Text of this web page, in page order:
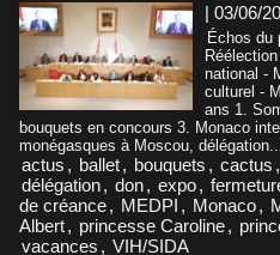
| 03/06/
Échos du
national -
culturel -
ans 1.
bouquets en concours 3. Monaco
monégasques à Moscou, délégation...
actus , ballet, bouquets , cactus ,
délégation, don, expo,
de créance, MEDPI , Monaco,
Albert, princesse Caroline,
vacances , VIH/SIDA